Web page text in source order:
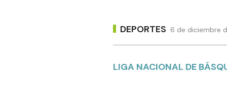
DEPORTES 6 de diciembre
LIGA NACIONAL DE